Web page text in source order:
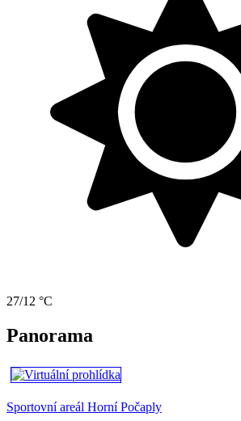
27/12 °C
Panorama
Sportovní areál Horní Počaply